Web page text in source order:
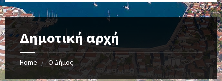
Δημοτική αρχή
Home Ο Δήμος